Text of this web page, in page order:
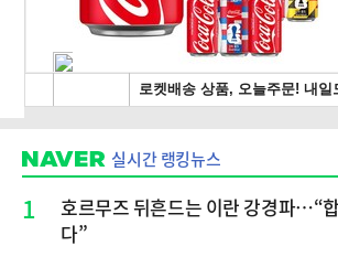
실시간 랭킹뉴스
1
호르무즈 뒤흔드는 이란 강경파…“
다”